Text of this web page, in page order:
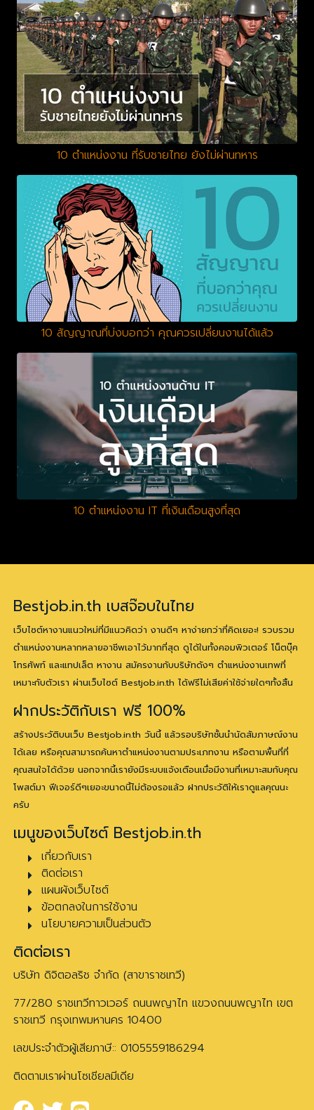
10 ตำแหน่งงาน ที่รับชายไทย ยังไม่ผ่านทหาร
10 สัญญาณที่บ่งบอกว่า คุณควรเปลี่ยนงานได้แล้ว
10 ตำแหน่งงาน IT ที่เงินเดือนสูงที่สุด
Bestjob.in.th เบสจ๊อบในไทย
เว็บไซต์หางานแนวใหม่ที่มีแนวคิดว่า งานดีๆ หาง่ายกว่าที่คิดเยอะ! รวบรวม
ตำแหน่งงานหลากหลายอาชีพเอาไว้มากที่สุด ดูได้ในทั้งคอมพิวเตอร์ โน็ตบุ๊ค
โทรศัพท์ และแทปเล็ต หางาน สมัครงานกับบริษัทดังๆ ตำแหน่งงานเทพที่
เหมาะกับตัวเรา ผ่านเว็บไซต์ Bestjob.in.th ได้ฟรีไม่เสียค่าใช้จ่ายใดๆทั้งสิ้น
ฝากประวัติกับเรา ฟรี 100%
สร้างประวัติบนเว็บ Bestjob.in.th วันนี้ แล้วรอบริษัทชั้นนำนัดสัมภาษณ์งาน
ได้เลย หรือคุณสามารถค้นหาตำแหน่งงานตามประเภทงาน หรือตามพื้นที่ที่
คุณสนใจได้ด้วย นอกจากนี้เรายังมีระบบแจ้งเตือนเมื่อมีงานที่เหมาะสมกับคุณ
โพสต์มา ฟีเจอร์ดีๆเยอะขนาดนี้ไม่ต้องรอแล้ว ฝากประวัติให้เราดูแลคุณนะ
ครับ
เมนูของเว็บไซต์ Bestjob.in.th
เกี่ยวกับเรา
ติดต่อเรา
แผนผังเว็บไซต์
ข้อตกลงในการใช้งาน
นโยบายความเป็นส่วนตัว
ติดต่อเรา
บริษัท ดิจิตอลริช จำกัด (สาขาราชเทวี)
77/280 ราชเทวีทาวเวอร์ ถนนพญาไท แขวงถนนพญาไท เขต
ราชเทวี กรุงเทพมหานคร 10400
เลขประจำตัวผู้เสียภาษี:: 0105559186294
ติดตามเราผ่านโซเชียลมีเดีย